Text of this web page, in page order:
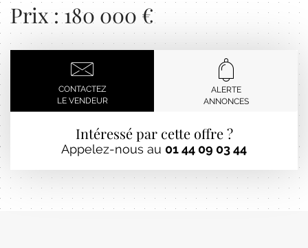
Prix : 180 000 €
CONTACTEZ
LE VENDEUR
ALERTE
ANNONCES
Intéressé par cette offre ?
Appelez-nous au 01 44 09 03 44